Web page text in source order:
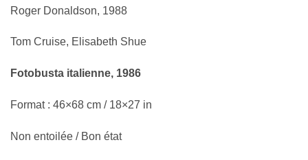
Roger Donaldson, 1988
Tom Cruise, Elisabeth Shue
Fotobusta italienne, 1986
Format : 46×68 cm / 18×27 in
Non entoilée / Bon état